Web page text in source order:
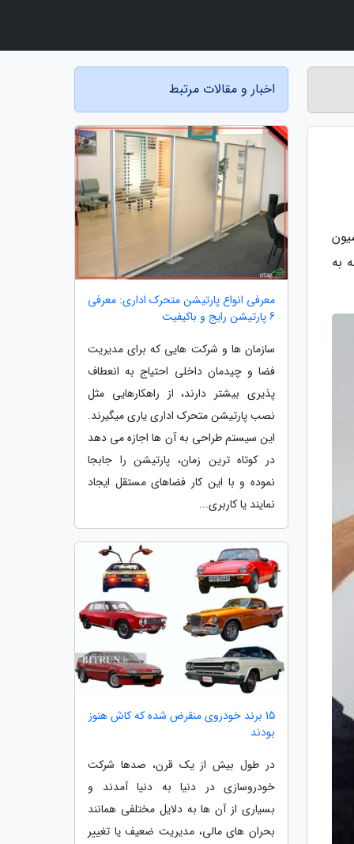
به
اخبار و مقالات مرتبط
معرفی انواع پارتیشن متحرک اداری: معرفی
6 پارتیشن رایج و باکیفیت
سازمان ها و شرکت هایی که برای مدیریت
فضا و چیدمان داخلی احتیاج به انعطاف
پذیری بیشتر دارند، از راهکارهایی مثل
نصب پارتیشن متحرک اداری یاری میگیرند.
این سیستم طراحی به آن ها اجازه می دهد
در کوتاه ترین زمان، پارتیشن را جابجا
نموده و با این کار فضاهای مستقل ایجاد
نمایند یا کاربری...
15 برند خودروی منقرض شده که کاش هنوز
بودند
در طول بیش از یک قرن، صدها شرکت
خودروسازی در دنیا به دنیا آمدند و
بسیاری از آن ها به دلایل مختلفی همانند
بحران های مالی، مدیریت ضعیف یا تغییر